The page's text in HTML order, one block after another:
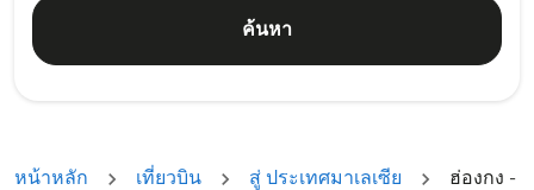
ค้นหา
หน้าหลัก เที่ยวบิน สู่ ประเทศมาเลเซีย
ฮ่องกง -